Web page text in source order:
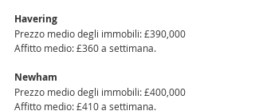
Havering
Prezzo medio degli immobili: £390,000
Affitto medio: £360 a settimana.
Newham
Prezzo medio degli immobili: £400,000
Affitto medio: £410 a settimana.